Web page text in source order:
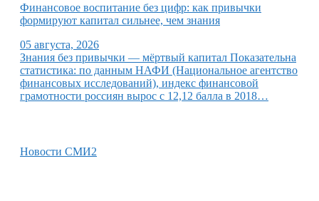
Финансовое воспитание без цифр: как привычки
формируют капитал сильнее, чем знания
05 августа, 2026
Знания без привычки — мёртвый капитал Показательна
статистика: по данным НАФИ (Национальное агентство
финансовых исследований), индекс финансовой
грамотности россиян вырос с 12,12 балла в 2018…
Новости СМИ2